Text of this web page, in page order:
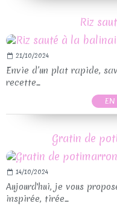
Riz
21/10/2024
Envie d’un plat rapide,
recette...
Gratin de
14/10/2024
Aujourd'hui, je vous
inspirée, tirée...